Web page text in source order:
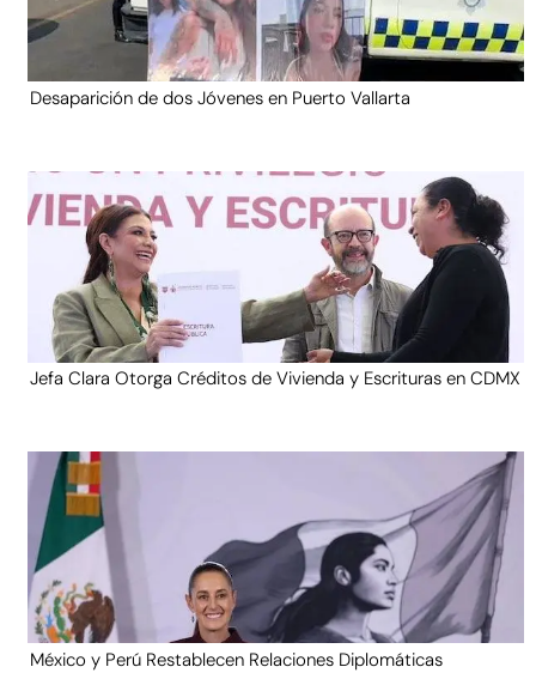
Desaparición de dos Jóvenes en Puerto Vallarta
Jefa Clara Otorga Créditos de Vivienda y Escrituras en CDMX
México y Perú Restablecen Relaciones Diplomáticas